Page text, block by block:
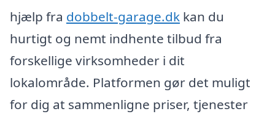
hjælp fra dobbelt-garage.dk kan du
hurtigt og nemt indhente tilbud fra
forskellige virksomheder i dit
lokalområde. Platformen gør det muligt
for dig at sammenligne priser, tjenester